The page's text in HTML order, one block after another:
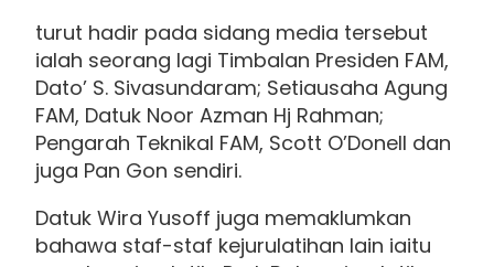
turut hadir pada sidang media tersebut
ialah seorang lagi Timbalan Presiden FAM,
Dato’ S. Sivasundaram; Setiausaha Agung
FAM, Datuk Noor Azman Hj Rahman;
Pengarah Teknikal FAM, Scott O’Donell dan
juga Pan Gon sendiri.
Datuk Wira Yusoff juga memaklumkan
bahawa staf-staf kejurulatihan lain iaitu